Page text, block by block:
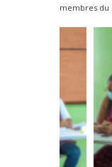
membres du